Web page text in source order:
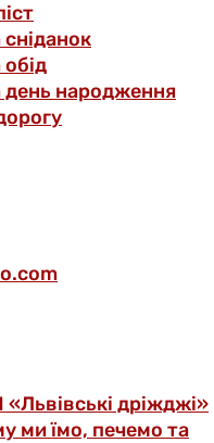
народження
дріжджі»
ми їмо, печемо та